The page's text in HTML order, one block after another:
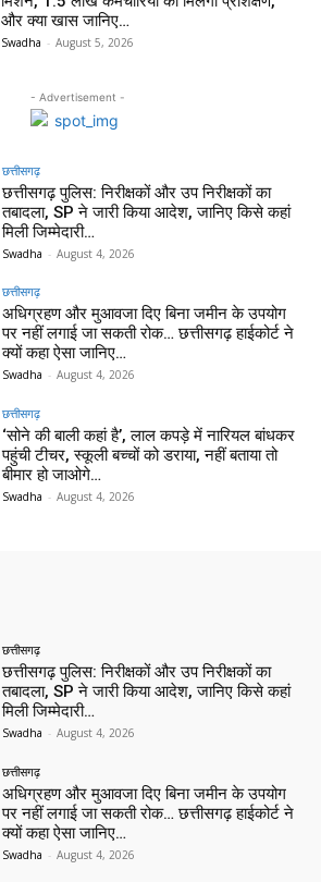
और क्या खास जानिए…
Swadha - August 5, 2026
- Advertisement -
छत्तीसगढ़
छत्तीसगढ़ पुलिस: निरीक्षकों और उप निरीक्षकों का
तबादला, SP ने जारी किया आदेश, जानिए किसे कहां
मिली जिम्मेदारी…
Swadha - August 4, 2026
छत्तीसगढ़
अधिग्रहण और मुआवजा दिए बिना जमीन के उपयोग
पर नहीं लगाई जा सकती रोक… छत्तीसगढ़ हाईकोर्ट ने
क्यों कहा ऐसा जानिए…
Swadha - August 4, 2026
छत्तीसगढ़
‘सोने की बाली कहां है’, लाल कपड़े में नारियल बांधकर
पहुंची टीचर, स्कूली बच्चों को डराया, नहीं बताया तो
बीमार हो जाओगे…
Swadha - August 4, 2026
छत्तीसगढ़
छत्तीसगढ़ पुलिस: निरीक्षकों और उप निरीक्षकों का
तबादला, SP ने जारी किया आदेश, जानिए किसे कहां
मिली जिम्मेदारी…
Swadha - August 4, 2026
छत्तीसगढ़
अधिग्रहण और मुआवजा दिए बिना जमीन के उपयोग
पर नहीं लगाई जा सकती रोक… छत्तीसगढ़ हाईकोर्ट ने
क्यों कहा ऐसा जानिए…
Swadha - August 4, 2026